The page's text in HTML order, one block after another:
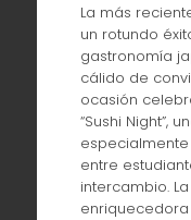
La más
un rotundo
gastronomía
cálido de
ocasión
“Sushi Night”,
entre
intercambio.